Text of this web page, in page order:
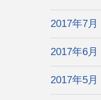
2017年7月
2017年6月
2017年5月